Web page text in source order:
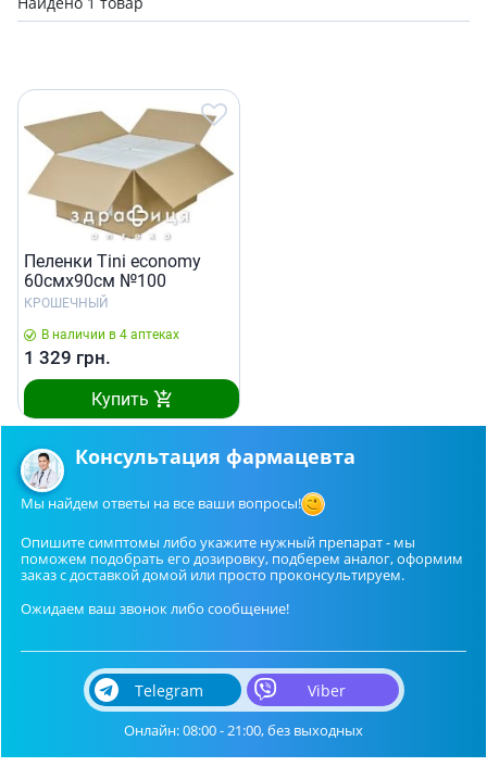
Пеленки Tini economy
60смх90см №100
КРОШЕЧНЫЙ
В наличии в 4 аптеках
1 329 грн.
Купить
Консультация фармацевта
Мы найдем ответы на все ваши вопросы!
Опишите симптомы либо укажите нужный препарат - мы
поможем подобрать его дозировку, подберем аналог, оформим
заказ с доставкой домой или просто проконсультируем.
Ожидаем ваш звонок либо сообщение!
Telegram Viber
Онлайн: 08:00 - 21:00, без выходных